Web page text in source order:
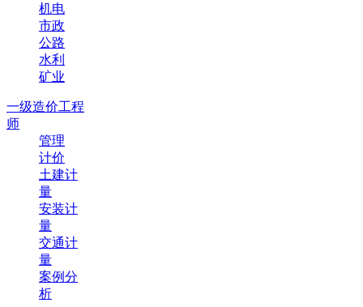
机电
市政
公路
水利
矿业
一级造价工程
师
管理
计价
土建计
量
安装计
量
交通计
量
案例分
析